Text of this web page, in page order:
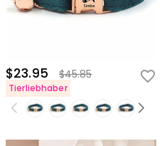
$23.95 $45.85
Tierliebhaber